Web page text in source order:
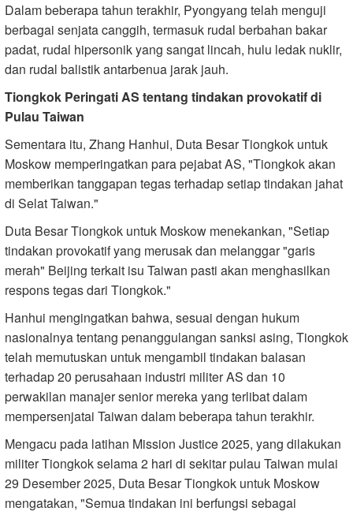
Dalam beberapa tahun terakhir, Pyongyang telah menguji
berbagai senjata canggih, termasuk rudal berbahan bakar
padat, rudal hipersonik yang sangat lincah, hulu ledak nuklir,
dan rudal balistik antarbenua jarak jauh.
Tiongkok Peringati AS tentang tindakan provokatif di
Pulau Taiwan
Sementara itu, Zhang Hanhui, Duta Besar Tiongkok untuk
Moskow memperingatkan para pejabat AS, "Tiongkok akan
memberikan tanggapan tegas terhadap setiap tindakan jahat
di Selat Taiwan."
Duta Besar Tiongkok untuk Moskow menekankan, "Setiap
tindakan provokatif yang merusak dan melanggar "garis
merah" Beijing terkait isu Taiwan pasti akan menghasilkan
respons tegas dari Tiongkok."
Hanhui mengingatkan bahwa, sesuai dengan hukum
nasionalnya tentang penanggulangan sanksi asing, Tiongkok
telah memutuskan untuk mengambil tindakan balasan
terhadap 20 perusahaan industri militer AS dan 10
perwakilan manajer senior mereka yang terlibat dalam
mempersenjatai Taiwan dalam beberapa tahun terakhir.
Mengacu pada latihan Mission Justice 2025, yang dilakukan
militer Tiongkok selama 2 hari di sekitar pulau Taiwan mulai
29 Desember 2025, Duta Besar Tiongkok untuk Moskow
mengatakan, "Semua tindakan ini berfungsi sebagai